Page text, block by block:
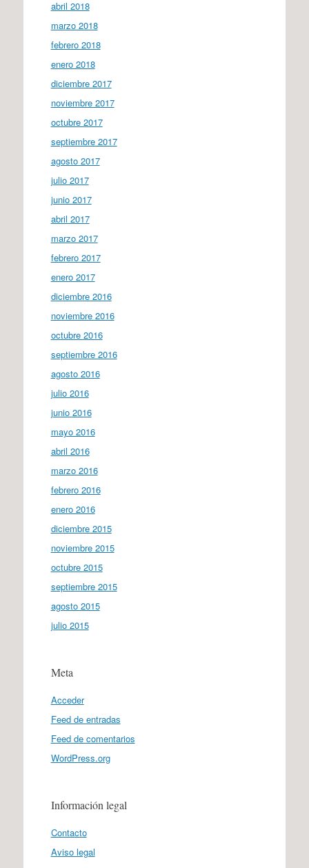
abril 2018
marzo 2018
febrero 2018
enero 2018
diciembre 2017
noviembre 2017
octubre 2017
septiembre 2017
agosto 2017
julio 2017
junio 2017
abril 2017
marzo 2017
febrero 2017
enero 2017
diciembre 2016
noviembre 2016
octubre 2016
septiembre 2016
agosto 2016
julio 2016
junio 2016
mayo 2016
abril 2016
marzo 2016
febrero 2016
enero 2016
diciembre 2015
noviembre 2015
octubre 2015
septiembre 2015
agosto 2015
julio 2015
Meta
Acceder
Feed de entradas
Feed de comentarios
WordPress.org
Información legal
Contacto
Aviso legal